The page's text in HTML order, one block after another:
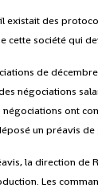
existait des
cette société qui
de
négociations
négociations ont
un préavis de
la direction de
Les